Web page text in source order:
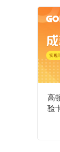
CGFT
中级经济师
高级经济师
CFA+FRM
高
验